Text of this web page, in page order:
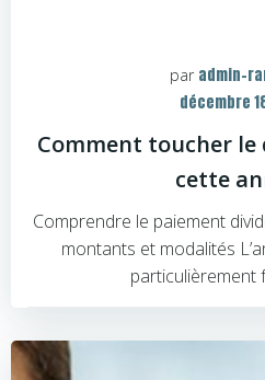
par admin-
décembre
Comment toucher
cette
Comprendre le paiement
montants et modalités
particulièrement